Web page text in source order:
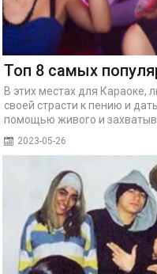
Топ 8 самых
В этих местах для Караоке,
своей страсти к пению и
помощью живого и
2023-05-26